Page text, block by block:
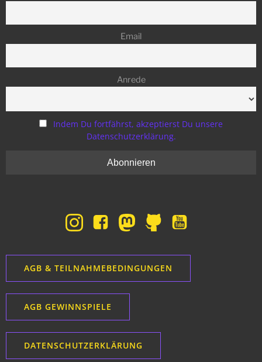
Email
Anrede
Indem Du fortfährst, akzeptierst Du unsere
Datenschutzerklärung.
AGB & TEILNAHMEBEDINGUNGEN
AGB GEWINNSPIELE
DATENSCHUTZERKLÄRUNG